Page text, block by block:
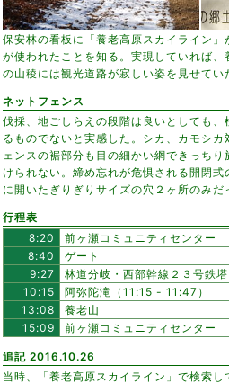
保安林の看板に「養老高原スカイライン
が使われたことを知る。実現していれば
の山稜には観光道路が寂しい姿を見せてい
ネットフェンス
伐採、地ごしらえの段階は良いとしても
るものでないと実感した。シカ、カモシ
ェンスの裾部分も目の細かい網できっち
けられない。締め忘れが危惧される開閉
に開いたぎりぎりサイズの穴２ヶ所のみだ
行程表
8:20
前ヶ瀬コミュニティセンター
8:40
ゲート
9:27
林道分岐・西部幹線２３号鉄塔
10:15
阿弥陀滝（11:15 - 11:47）
13:08
養老山
15:09
前ヶ瀬コミュニティセンター
追記 2016.10.26
当時、「養老高原スカイライン」で検索